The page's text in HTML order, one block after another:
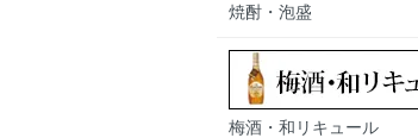
焼酎・泡盛
梅酒・和リキュール